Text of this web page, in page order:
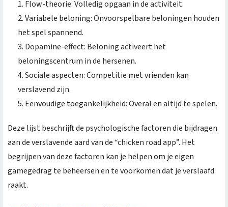
Flow-theorie: Volledig opgaan in de activiteit.
Variabele beloning: Onvoorspelbare beloningen houden
het spel spannend.
Dopamine-effect: Beloning activeert het
beloningscentrum in de hersenen.
Sociale aspecten: Competitie met vrienden kan
verslavend zijn.
Eenvoudige toegankelijkheid: Overal en altijd te spelen.
Deze lijst beschrijft de psychologische factoren die bijdragen
aan de verslavende aard van de “chicken road app”. Het
begrijpen van deze factoren kan je helpen om je eigen
gamegedrag te beheersen en te voorkomen dat je verslaafd
raakt.